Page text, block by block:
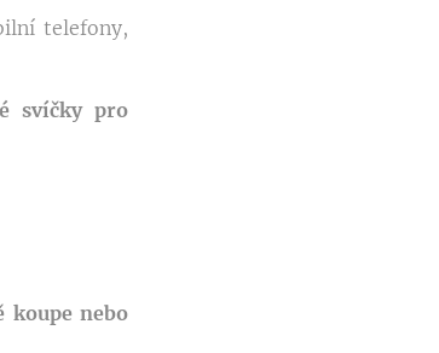
telefony,
svíčky pro
koupe nebo